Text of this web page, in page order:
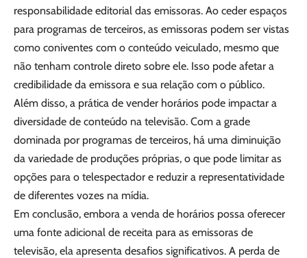
responsabilidade editorial das emissoras. Ao ceder espaços
para programas de terceiros, as emissoras podem ser vistas
como coniventes com o conteúdo veiculado, mesmo que
não tenham controle direto sobre ele. Isso pode afetar a
credibilidade da emissora e sua relação com o público.
Além disso, a prática de vender horários pode impactar a
diversidade de conteúdo na televisão. Com a grade
dominada por programas de terceiros, há uma diminuição
da variedade de produções próprias, o que pode limitar as
opções para o telespectador e reduzir a representatividade
de diferentes vozes na mídia.
Em conclusão, embora a venda de horários possa oferecer
uma fonte adicional de receita para as emissoras de
televisão, ela apresenta desafios significativos. A perda de